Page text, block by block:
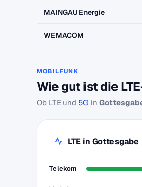
MAINGAU Energie
WEMACOM
MOBILFUNK
Wie gut ist die
Ob LTE und 5G in
LTE in Gottesgabe
Telekom